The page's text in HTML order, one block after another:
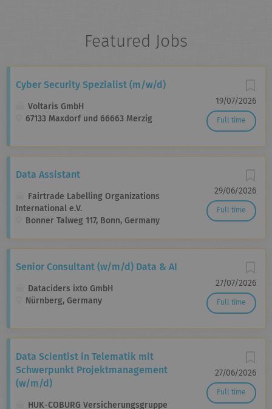
Featured Jobs
19/07/2026
Full time
Cyber Security Spezialist (m/w/d)
Voltaris GmbH
67133 Maxdorf und 66663 Merzig
29/06/2026
Full time
Data Assistant
Fairtrade Labelling Organizations
International e.V.
Bonner Talweg 117, Bonn, Germany
27/07/2026
Full time
Senior Consultant (w/m/d) Data & AI
Dataciders ixto GmbH
Nürnberg, Germany
27/06/2026
Full time
Data Scientist in Telematik mit
Schwerpunkt Projektmanagement
(w/m/d)
HUK-COBURG Versicherungsgruppe